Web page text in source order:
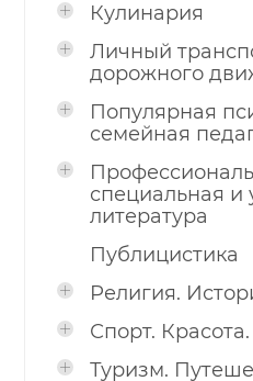
Кулинария
Личный
дорожного
Популярная
семейная
специальная и
литература
Публицистика
Религия.
Спорт.
Туризм.